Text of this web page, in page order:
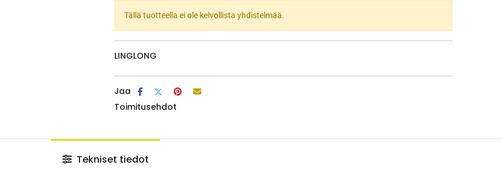
Tällä tuotteella ei ole kelvollista yhdistelmää.
LINGLONG
Jaa
Toimitusehdot
Tekniset tiedot